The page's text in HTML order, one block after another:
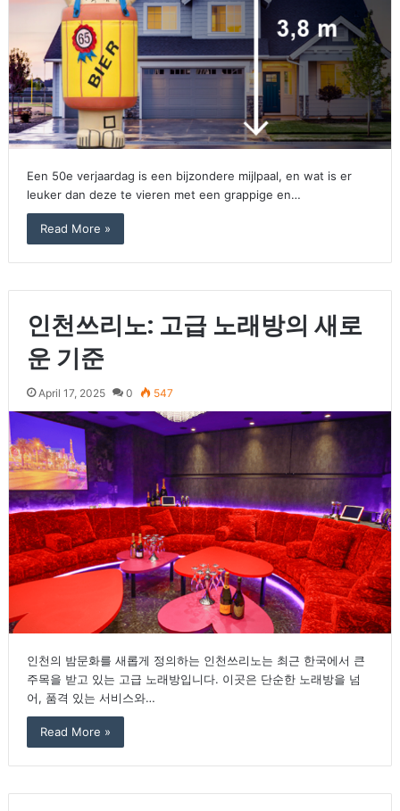
Een 50e verjaardag is een bijzondere mijlpaal, en wat is er
leuker dan deze te vieren met een grappige en…
Read More »
인천쓰리노: 고급 노래방의 새로
운 기준
April 17, 2025 0 547
인천의 밤문화를 새롭게 정의하는 인천쓰리노는 최근 한국에서 큰
주목을 받고 있는 고급 노래방입니다. 이곳은 단순한 노래방을 넘
어, 품격 있는 서비스와…
Read More »